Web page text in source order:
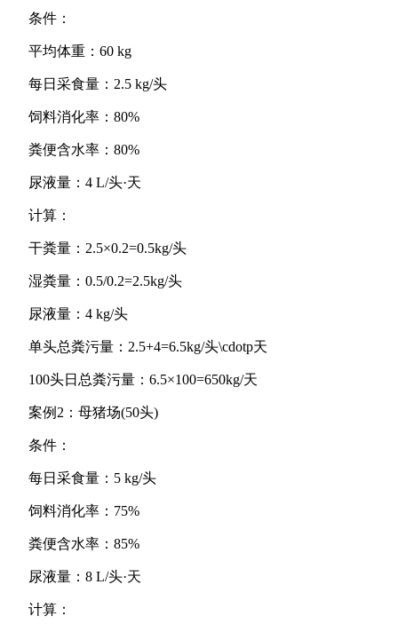
条件：
平均体重：60 kg
每日采食量：2.5 kg/头
饲料消化率：80%
粪便含水率：80%
尿液量：4 L/头·天
计算：
干粪量：2.5×0.2=0.5kg/头
湿粪量：0.5/0.2=2.5kg/头
尿液量：4 kg/头
单头总粪污量：2.5+4=6.5kg/头\cdotp天
100头日总粪污量：6.5×100=650kg/天
案例2：母猪场(50头)
条件：
每日采食量：5 kg/头
饲料消化率：75%
粪便含水率：85%
尿液量：8 L/头·天
计算：